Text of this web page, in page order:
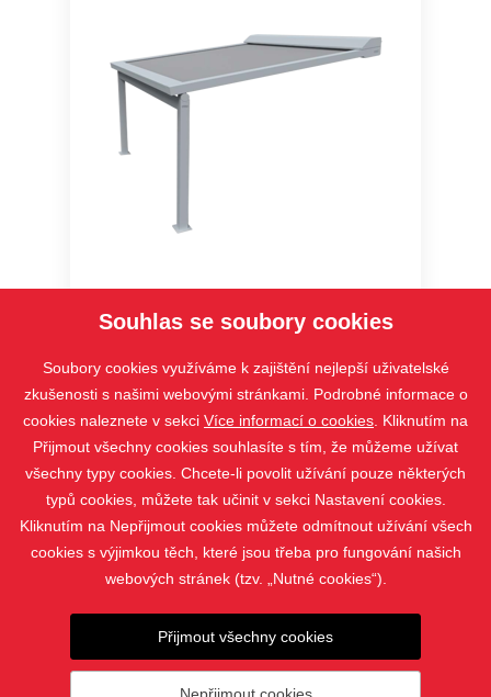
PRODUKTY
Souhlas se soubory cookies
Soubory cookies využíváme k zajištění nejlepší uživatelské
zkušenosti s našimi webovými stránkami. Podrobné informace o
cookies naleznete v sekci Více informací o cookies . Kliknutím na
Přijmout všechny cookies souhlasíte s tím, že můžeme užívat
všechny typy cookies. Chcete-li povolit užívání pouze některých
typů cookies, můžete tak učinit v sekci Nastavení cookies.
Kliknutím na Nepřijmout cookies můžete odmítnout užívání všech
cookies s výjimkou těch, které jsou třeba pro fungování našich
webových stránek (tzv. „Nutné cookies“).
Přijmout všechny cookies